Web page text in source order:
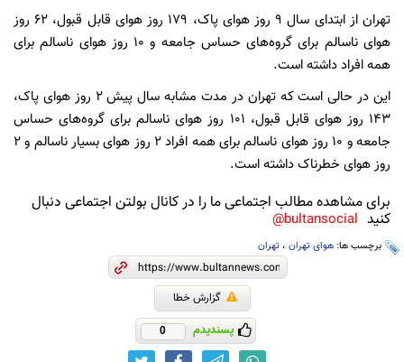
تهران از ابتدای سال ۹ روز هوای پاک، ۱۷۹ روز هوای قابل قبول، ۶۲ روز
هوای ناسالم برای گروه‌های حساس جامعه و ۱۰ روز هوای ناسالم برای
همه افراد داشته است.
این در حالی است که تهران در مدت مشابه سال پیش ۲ روز هوای پاک،
۱۴۳ روز هوای قابل قبول، ۱۰۱ روز هوای ناسالم برای گروه‌های حساس
جامعه و ۱۰ روز هوای ناسالم برای همه افراد ۲ روز هوای بسیار ناسالم و ۲
روز هوای خطرناک داشته است.
برای مشاهده مطالب اجتماعی ما را در کانال بولتن اجتماعی دنبال
کنید bultansocial@
برچسب ها: هوای تهران ، تهران
گزارش خطا
پسندیدم 0